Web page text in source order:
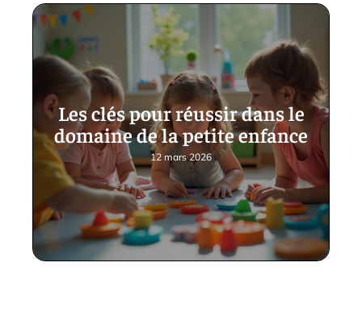
Les clés pour réussir dans le
domaine de la petite enfance
12 mars 2026